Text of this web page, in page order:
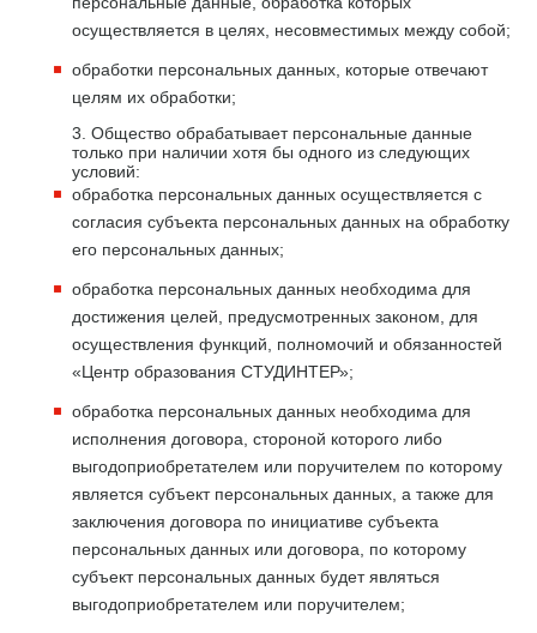
осуществляется в целях, несовместимых между собой;
обработки персональных данных, которые отвечают
целям их обработки;
3. Общество обрабатывает персональные данные
только при наличии хотя бы одного из следующих
условий:
обработка персональных данных осуществляется с
согласия субъекта персональных данных на обработку
его персональных данных;
обработка персональных данных необходима для
достижения целей, предусмотренных законом, для
осуществления функций, полномочий и обязанностей
«Центр образования СТУДИНТЕР»;
обработка персональных данных необходима для
исполнения договора, стороной которого либо
выгодоприобретателем или поручителем по которому
является субъект персональных данных, а также для
заключения договора по инициативе субъекта
персональных данных или договора, по которому
субъект персональных данных будет являться
выгодоприобретателем или поручителем;